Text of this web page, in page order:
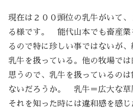
現在は２００頭位の乳牛がいて
る様です。 能代山本でも畜産業
るので特に珍しい事ではないが
乳牛を扱っている。他の牧場で
思うので、乳牛を扱っているの
ないだろうか。 乳牛＝広大な草
それを知った時には違和感を感じ